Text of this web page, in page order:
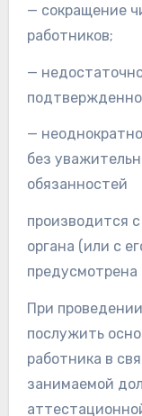
— сокращение
работников;
—
—
без
обязанностей
производится
органа (или с
При
послужить
работника в
занимаемой